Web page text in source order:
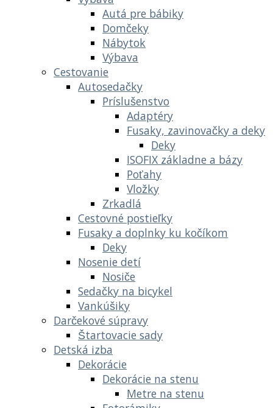
Autá pre bábiky
Domčeky
Nábytok
Výbava
Cestovanie
Autosedačky
Príslušenstvo
Adaptéry
Fusaky, zavinovačky a deky
Deky
ISOFIX základne a bázy
Poťahy
Vložky
Zrkadlá
Cestovné postieľky
Fusaky a doplnky ku kočíkom
Deky
Nosenie detí
Nosiče
Sedačky na bicykel
Vankúšiky
Darčekové súpravy
Štartovacie sady
Detská izba
Dekorácie
Dekorácie na stenu
Metre na stenu